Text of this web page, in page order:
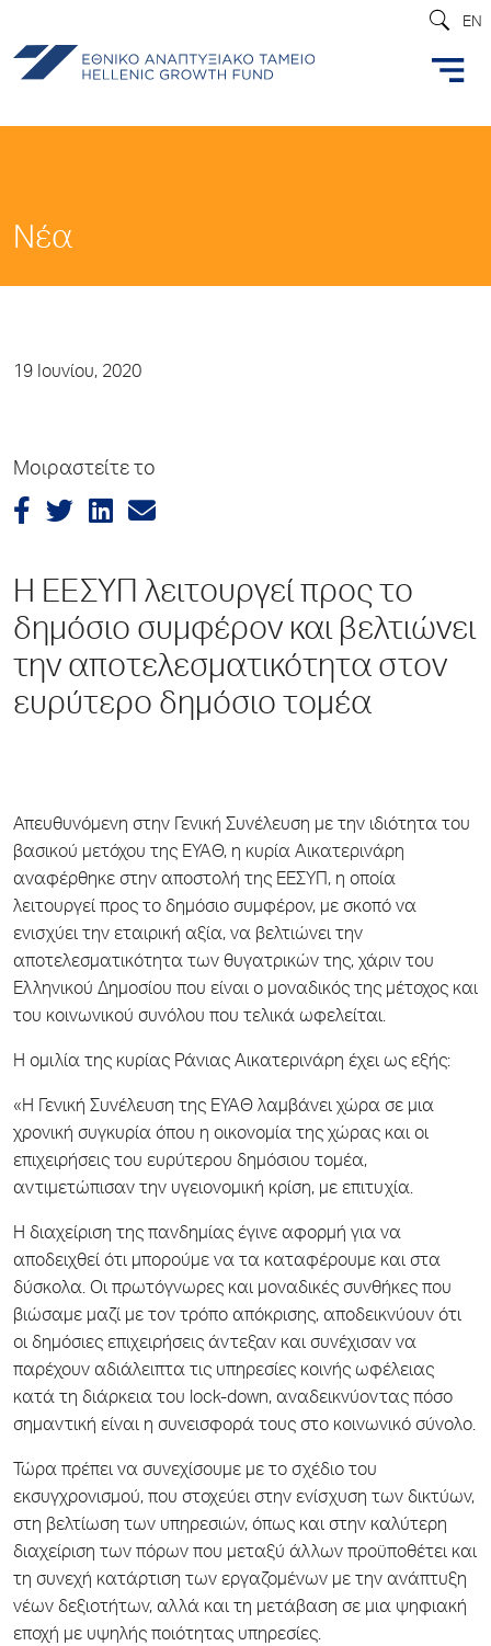
EN
Νέα
19 Ιουνίου, 2020
Μοιραστείτε το
Η ΕΕΣΥΠ λειτουργεί προς το
δημόσιο συμφέρον και βελτιώνει
την αποτελεσματικότητα στον
ευρύτερο δημόσιο τομέα
Απευθυνόμενη στην Γενική Συνέλευση με την ιδιότητα του
βασικού μετόχου της ΕΥΑΘ, η κυρία Αικατερινάρη
αναφέρθηκε στην αποστολή της ΕΕΣΥΠ, η οποία
λειτουργεί προς το δημόσιο συμφέρον, με σκοπό να
ενισχύει την εταιρική αξία, να βελτιώνει την
αποτελεσματικότητα των θυγατρικών της, χάριν του
Ελληνικού Δημοσίου που είναι ο μοναδικός της μέτοχος και
του κοινωνικού συνόλου που τελικά ωφελείται.
Η ομιλία της κυρίας Ράνιας Αικατερινάρη έχει ως εξής:
«Η Γενική Συνέλευση της ΕΥΑΘ λαμβάνει χώρα σε μια
χρονική συγκυρία όπου η οικονομία της χώρας και οι
επιχειρήσεις του ευρύτερου δημόσιου τομέα,
αντιμετώπισαν την υγειονομική κρίση, με επιτυχία.
Η διαχείριση της πανδημίας έγινε αφορμή για να
αποδειχθεί ότι μπορούμε να τα καταφέρουμε και στα
δύσκολα. Οι πρωτόγνωρες και μοναδικές συνθήκες που
βιώσαμε μαζί με τον τρόπο απόκρισης, αποδεικνύουν ότι
οι δημόσιες επιχειρήσεις άντεξαν και συνέχισαν να
παρέχουν αδιάλειπτα τις υπηρεσίες κοινής ωφέλειας
κατά τη διάρκεια του lock-down, αναδεικνύοντας πόσο
σημαντική είναι η συνεισφορά τους στο κοινωνικό σύνολο.
Τώρα πρέπει να συνεχίσουμε με το σχέδιο του
εκσυγχρονισμού, που στοχεύει στην ενίσχυση των δικτύων,
στη βελτίωση των υπηρεσιών, όπως και στην καλύτερη
διαχείριση των πόρων που μεταξύ άλλων προϋποθέτει και
τη συνεχή κατάρτιση των εργαζομένων με την ανάπτυξη
νέων δεξιοτήτων, αλλά και τη μετάβαση σε μια ψηφιακή
εποχή με υψηλής ποιότητας υπηρεσίες.